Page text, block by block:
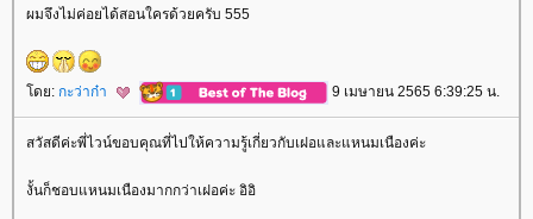
ผมจึงไม่ค่อยได้สอนใครด้วยครับ 555
ดย: กะว่าก๋า 9 เมษายน 2565 6:39:25 น.
สวัสดีค่ะพี่ไวน์ขอบคุณที่ไปให้ความรู้เกี่ยวกับเฝอและแหนมเนืองค่ะ
งั้นก็ชอบแหนมเนืองมากกว่าเฝอค่ะ อิอิ